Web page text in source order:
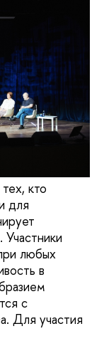
кто
для
любых
в
с
Для участия